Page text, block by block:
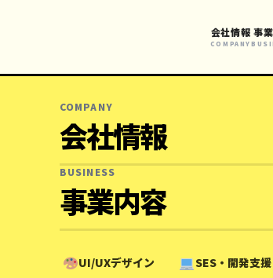
会社情報
COMPANY
事
COMPANY
会社情報
BUSINESS
事業内容
UI/UXデザイン SES・開発支援